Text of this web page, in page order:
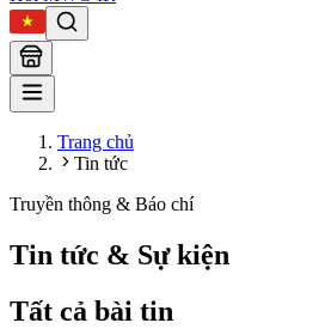
Trang chủ
Tin tức
Truyền thông & Báo chí
Tin tức & Sự kiện
Tất cả bài tin